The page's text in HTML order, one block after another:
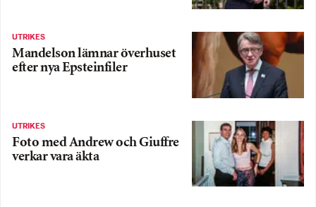
UTRIKES
Mandelson lämnar överhuset
efter nya Epsteinfiler
UTRIKES
Foto med Andrew och Giuffre
verkar vara äkta